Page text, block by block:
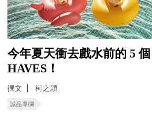
今年夏天衝去戲水前的 5
HAVES！
撰文 柯之穎
誠品專欄